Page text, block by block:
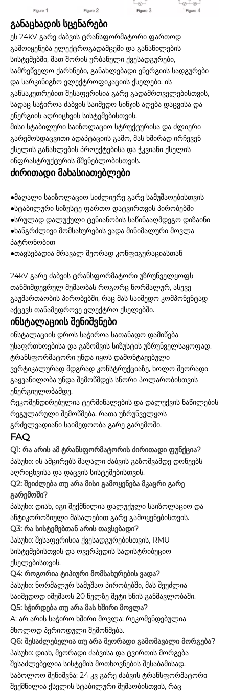
განაცხადის სცენარები
ეს 24kV გარე ძაბვის ტრანსფორმატორი ფართოდ
გამოიყენება ელექტროგადამცემი და განაწილების
სისტემებში, მათ შორის ურბანული ქვესადგურები,
სამრეწველო ქარხნები, განახლებადი ენერგიის სადგურები
და სარკინიგზო ელექტროფიკაციის ქსელები. ის
განსაკუთრებით შესაფერისია გარე გადამრთველებისთვის,
სადაც საჭიროა ძაბვის საიმედო სინჯის აღება დაცვისა და
ენერგიის აღრიცხვის სისტემებისთვის.
მისი სტაბილური საიზოლაციო სტრუქტურისა და ძლიერი
გარემოსდაცვითი ადაპტაციის გამო, მას ხშირად ირჩევენ
ქსელის განახლების პროექტებისა და ჭკვიანი ქსელის
ინფრასტრუქტურის მშენებლობისთვის.
ძირითადი მახასიათებლები
●მაღალი საიზოლაციო სიძლიერე გარე სამუშაოებისთვის
●სტაბილური სიზუსტე ფართო დატვირთვის პირობებში
●სრულად დალუქული ტენიანობის საწინააღმდეგო დიზაინი
●ხანგრძლივი მომსახურების ვადა მინიმალური მოვლა-
პატრონობით
●თავსებადია მრავალ მეორად კონფიგურაციასთან
24kV გარე ძაბვის ტრანსფორმატორი უზრუნველყოფს
თანმიმდევრულ მუშაობას როგორც ნორმალურ, ასევე
გაუმართაობის პირობებში, რაც მას საიმედო კომპონენტად
აქცევს თანამედროვე ელექტრო ქსელებში.
ინსტალაციის შენიშვნები
ინსტალაციის დროს საჭიროა სათანადო დამიწება
უსაფრთხოებისა და გაზომვის სიზუსტის უზრუნველსაყოფად.
ტრანსფორმატორი უნდა იყოს დამონტაჟებული
ვერტიკალურად მდგრად კონსტრუქციაზე, ხოლო მეორადი
გაყვანილობა უნდა შემოწმდეს სწორი პოლარობისთვის
ენერგიულობამდე.
რეკომენდირებულია ტერმინალების და დალუქვის ნაწილების
რეგულარული შემოწმება, რათა უზრუნველყოს
გრძელვადიანი საიმედოობა გარე გარემოში.
FAQ
Q1: რა არის ამ ტრანსფორმატორის ძირითადი ფუნქცია?
პასუხი: ის ამცირებს მაღალი ძაბვის გაზომვამდე დონეებს
აღრიცხვისა და დაცვის სისტემებისთვის.
Q2: შეიძლება თუ არა მისი გამოყენება მკაცრი გარე
გარემოში?
პასუხი: დიახ, იგი შექმნილია დალუქული საიზოლაციო და
ანტიკოროზიული მასალებით გარე გამოყენებისთვის.
Q3: რა სისტემებთან არის თავსებადი?
პასუხი: შესაფერისია ქვესადგურებისთვის, RMU
სისტემებისთვის და ოვერჰედის სადისტრიბუციო
ქსელებისთვის.
Q4: როგორია ტიპიური მომსახურების ვადა?
პასუხი: ნორმალურ სამუშაო პირობებში, მას შეუძლია
საიმედოდ იმუშაოს 20 წელზე მეტი ხნის განმავლობაში.
Q5: სჭირდება თუ არა მას ხშირი მოვლა?
A: არ არის საჭირო ხშირი მოვლა; რეკომენდებულია
მხოლოდ პერიოდული შემოწმება.
Q6: შესაძლებელია თუ არა მეორადი გამომავალი მორგება?
პასუხი: დიახ, მეორადი ძაბვისა და ტვირთის მორგება
შესაძლებელია სისტემის მოთხოვნების შესაბამისად.
საბოლოო შენიშვნა: 24 კვ გარე ძაბვის ტრანსფორმატორი
შექმნილია ქსელის სტაბილური მუშაობისთვის, რაც